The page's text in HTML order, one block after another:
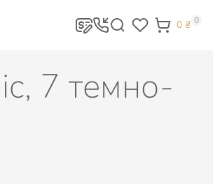
0 ₴ 0
7 темно-